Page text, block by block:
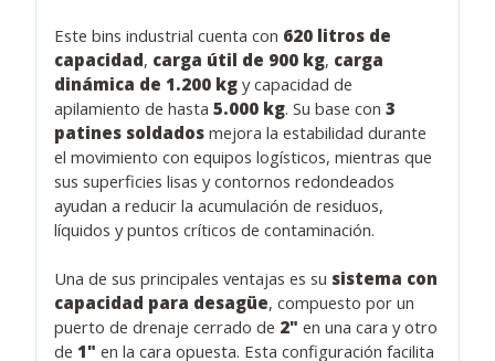
Este bins industrial cuenta con 620 litros de
capacidad, carga útil de 900 kg, carga
dinámica de 1.200 kg y capacidad de
apilamiento de hasta5.000 kg. Su base con3
patines soldados mejora la estabilidad durante
el movimiento con equipos logísticos, mientras que
sus superficies lisas y contornos redondeados
ayudan a reducir la acumulación de residuos,
líquidos y puntos críticos de contaminación.
Una de sus principales ventajas es su sistema con
capacidad para desagüe, compuesto por un
puerto de drenaje cerrado de 2" en una cara y otro
de 1" en la cara opuesta. Esta configuración facilita